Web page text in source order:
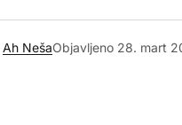
Ah NešaObjavljeno 28. mart